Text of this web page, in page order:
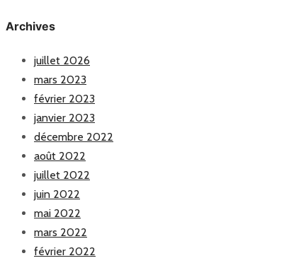
Archives
juillet 2026
mars 2023
février 2023
janvier 2023
décembre 2022
août 2022
juillet 2022
juin 2022
mai 2022
mars 2022
février 2022